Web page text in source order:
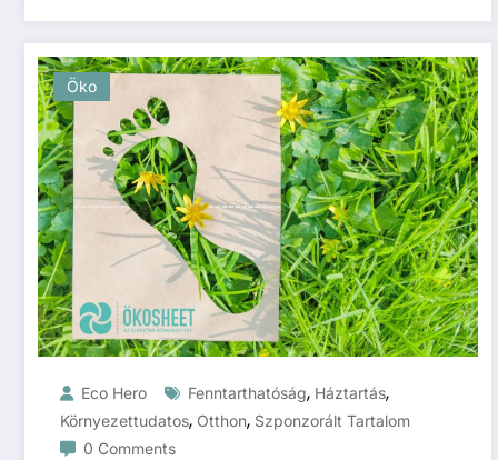
Öko
Eco Hero Fenntarthatóság, Háztartás,
Környezettudatos, Otthon, Szponzorált Tartalom
0 Comments